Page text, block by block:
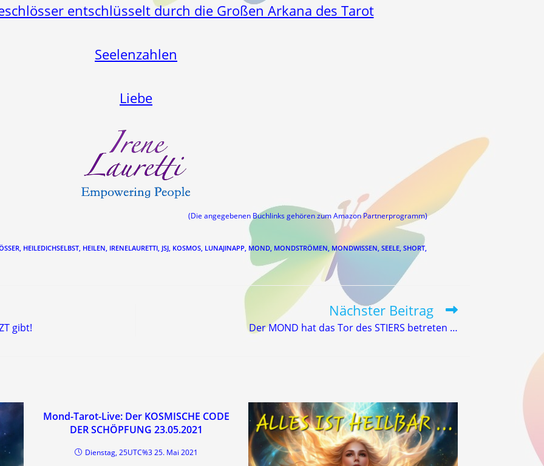
entschlüsselt durch die Großen Arkana des Tarot
Seelenzahlen
Liebe
(Die angegebenen Buchlinks gehören zum Amazon Partnerprogramm)
HEILEDICHSELBST HEILEN IRENELAURETTI JSJ KOSMOS LUNAJINAPP MOND MONDSTRÖMEN MONDWISSEN SEELE SHORT
gibt!
Nächster Beitrag
Der MOND hat das Tor des STIERS betreten …
Mond-Tarot-Live: Der KOSMISCHE CODE
DER SCHÖPFUNG 23.05.2021
Dienstag, 25UTC%3 25. Mai 2021